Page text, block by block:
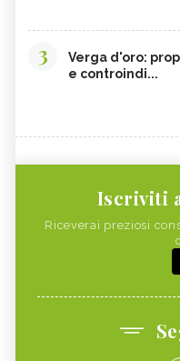
3
Verga d'oro:
e controindi...
Iscriviti
Riceverai preziosi